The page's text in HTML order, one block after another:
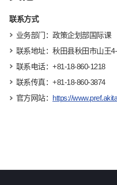
联系方式
业务部门：政策企划部国际课
联系地址：秋田县秋田市山王
联系电话：+81-18-860-1218
联系传真：+81-18-860-3874
官方网站： https://